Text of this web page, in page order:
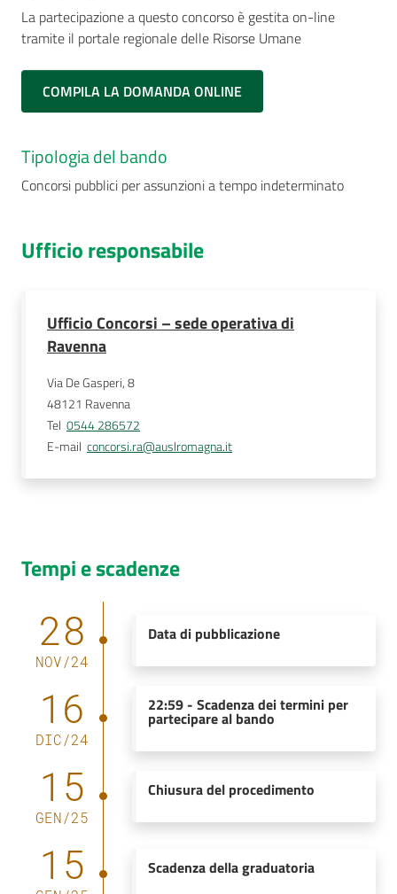
La partecipazione a questo concorso è gestita on-line
tramite il portale regionale delle Risorse Umane
COMPILA LA DOMANDA ONLINE
Tipologia del bando
Concorsi pubblici per assunzioni a tempo indeterminato
Ufficio responsabile
Ufficio Concorsi – sede operativa di
Ravenna
Via De Gasperi, 8
48121 Ravenna
Tel 0544 286572
E-mail concorsi.ra@auslromagna.it
Tempi e scadenze
28
NOV/24
Data di pubblicazione
16
DIC/24
22:59- Scadenza dei termini per
partecipare al bando
15
GEN/25
Chiusura del procedimento
15 Scadenza della graduatoria